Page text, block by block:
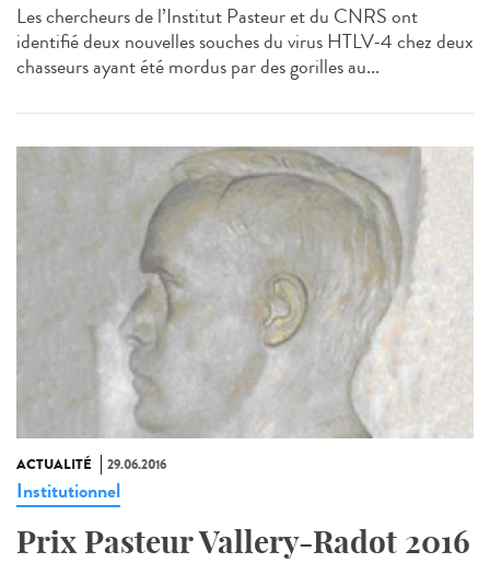
Les chercheurs de l’Institut Pasteur et du CNRS ont
identifié deux nouvelles souches du virus HTLV-4 chez deux
chasseurs ayant été mordus par des gorilles au...
ACTUALITÉ 29.06.2016
Institutionnel
Prix Pasteur Vallery-Radot 2016